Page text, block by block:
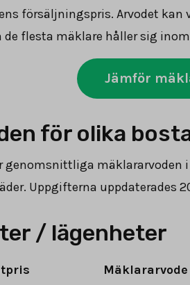
försäljningspris. Arvodet kan
de flesta mäklare håller sig
Jämför
för olika
genomsnittliga mäklararvoden
Uppgifterna uppdaterades
/ lägenheter